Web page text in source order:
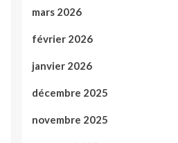
mars 2026
février 2026
janvier 2026
décembre 2025
novembre 2025